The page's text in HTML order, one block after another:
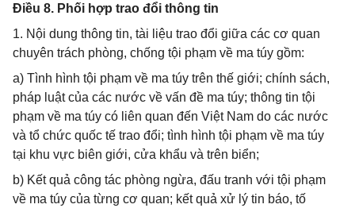
Điều 8. Phối hợp trao đổi thông tin
1. Nội dung thông tin, tài liệu trao đổi giữa các cơ quan
chuyên trách phòng, chống tội phạm về ma túy gồm:
a) Tình hình tội phạm về ma túy trên thế giới; chính sách,
pháp luật của các nước về vấn đề ma túy; thông tin tội
phạm về ma túy có liên quan đến Việt Nam do các nước
và tổ chức quốc tế trao đổi; tình hình tội phạm về ma túy
tại khu vực biên giới, cửa khẩu và trên biển;
b) Kết quả công tác phòng ngừa, đấu tranh với tội phạm
về ma túy của từng cơ quan; kết quả xử lý tin báo, tố